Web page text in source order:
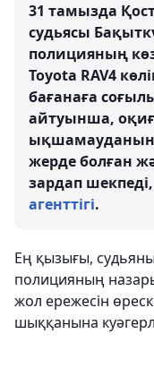
31 тамызда
судьясы
полицияның
Toyota RAV4
бағанаға
айтуынша,
жерде болған
зардап
агенттігі.
Ең қызығы,
полицияның
жол ережесін
шыққанына